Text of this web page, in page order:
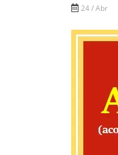
24 / Abr